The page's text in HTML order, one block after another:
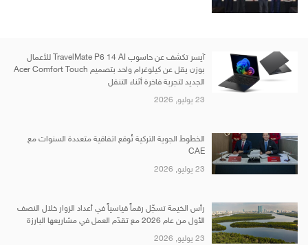
آيسر تكشف عن حاسوب TravelMate P6 14 AI للأعمال
بوزن يقل عن كيلوغرام واحد بتصميم Acer Comfort Touch
الجديد لتجربة فاخرة أثناء التنقل
23 يوليو, 2026
الخطوط الجوية التركية تُوقع اتفاقية متعددة السنوات مع
CAE
23 يوليو, 2026
رأس الخيمة تسجّل رقماً قياسياً في أعداد الزوار خلال النصف
الأول من عام 2026 مع تقدّم العمل في مشاريعها البارزة
23 يوليو, 2026